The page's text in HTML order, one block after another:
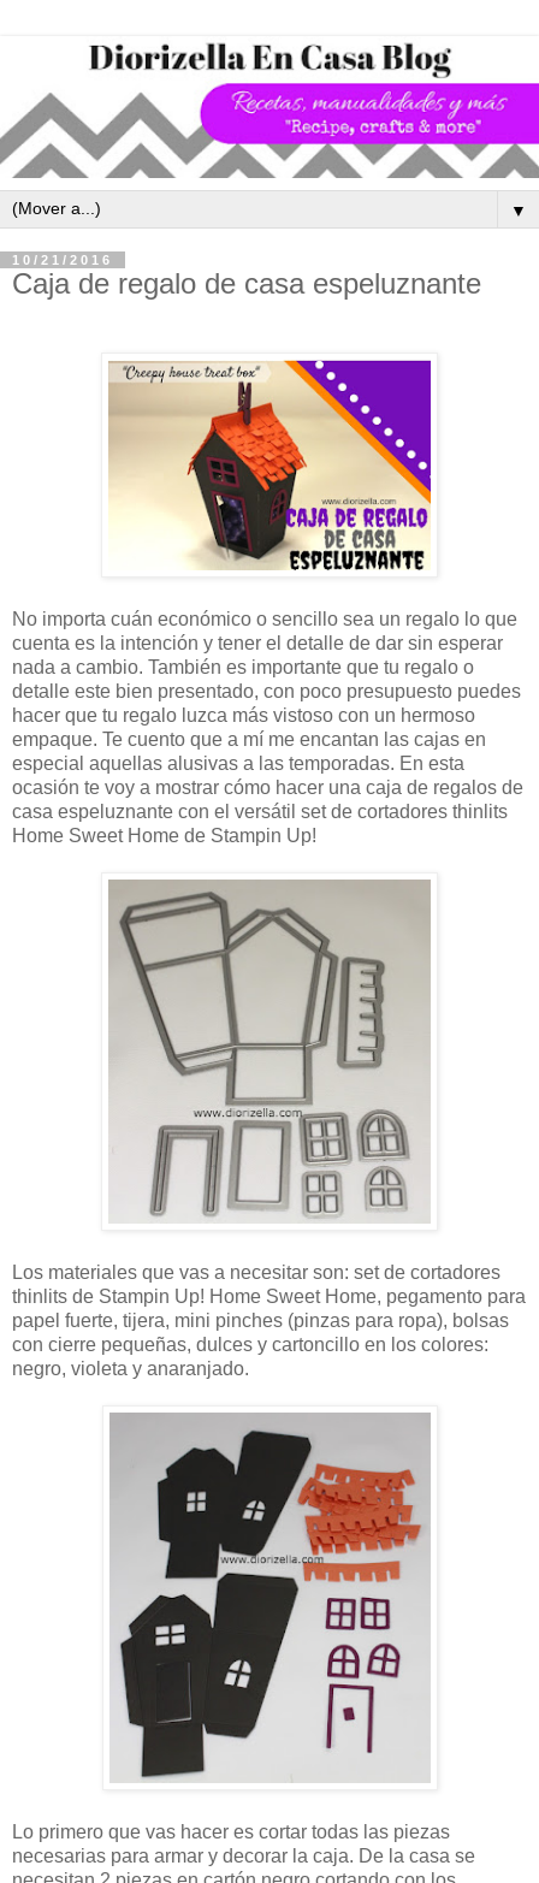
▼
10/21/2016
Caja de regalo de casa espeluznante
No importa cuán económico o sencillo sea un regalo lo que
cuenta es la intención y tener el detalle de dar sin esperar
nada a cambio. También es importante que tu regalo o
detalle este bien presentado, con poco presupuesto puedes
hacer que tu regalo luzca más vistoso con un hermoso
empaque. Te cuento que a mí me encantan las cajas en
especial aquellas alusivas a las temporadas. En esta
ocasión te voy a mostrar cómo hacer una caja de regalos de
casa espeluznante con el versátil set de cortadores thinlits
Home Sweet Home de Stampin Up!
Los materiales que vas a necesitar son: set de cortadores
thinlits de Stampin Up! Home Sweet Home, pegamento para
papel fuerte, tijera, mini pinches (pinzas para ropa), bolsas
con cierre pequeñas, dulces y cartoncillo en los colores:
negro, violeta y anaranjado.
Lo primero que vas hacer es cortar todas las piezas
necesarias para armar y decorar la caja. De la casa se